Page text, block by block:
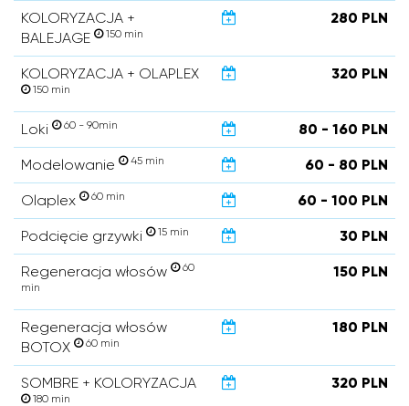
KOLORYZACJA +
BALEJAGE
150 min
280 PLN
KOLORYZACJA + OLAPLEX
150 min
320 PLN
Loki 60 - 90min 80 - 160 PLN
Modelowanie 45 min 60 - 80 PLN
Olaplex 60 min 60 - 100 PLN
Podcięcie grzywki 15 min 30 PLN
Regeneracja włosów
60
min
150 PLN
Regeneracja włosów
BOTOX
60 min
180 PLN
SOMBRE + KOLORYZACJA
180 min
320 PLN